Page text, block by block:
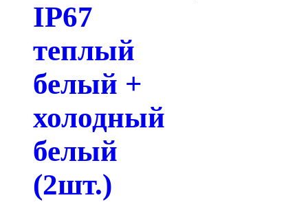
IP67
теплый
белый +
холодный
белый
(2шт.)